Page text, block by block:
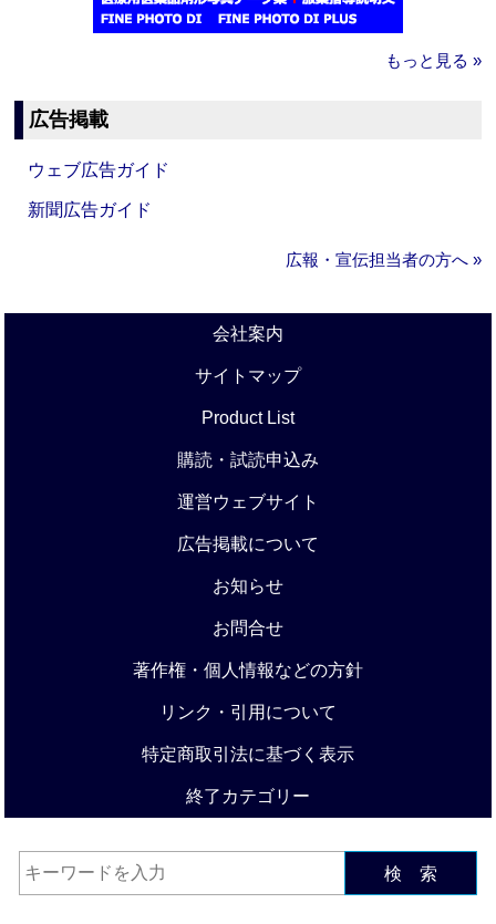
もっと見る »
広告掲載
ウェブ広告ガイド
新聞広告ガイド
広報・宣伝担当者の方へ »
会社案内
サイトマップ
Product List
購読・試読申込み
運営ウェブサイト
広告掲載について
お知らせ
お問合せ
著作権・個人情報などの方針
リンク・引用について
特定商取引法に基づく表示
終了カテゴリー
検 索